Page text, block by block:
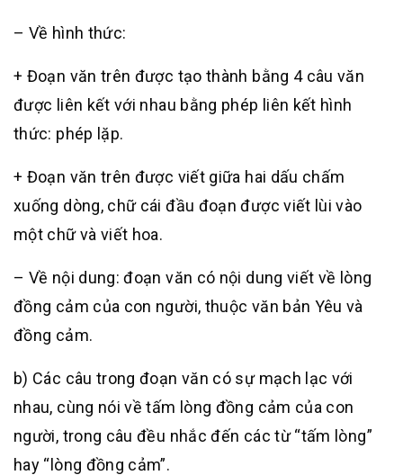
– Về hình thức:
+ Đoạn văn trên được tạo thành bằng 4 câu văn
được liên kết với nhau bằng phép liên kết hình
thức: phép lặp.
+ Đoạn văn trên được viết giữa hai dấu chấm
xuống dòng, chữ cái đầu đoạn được viết lùi vào
một chữ và viết hoa.
– Về nội dung: đoạn văn có nội dung viết về lòng
đồng cảm của con người, thuộc văn bản Yêu và
đồng cảm.
b) Các câu trong đoạn văn có sự mạch lạc với
nhau, cùng nói về tấm lòng đồng cảm của con
người, trong câu đều nhắc đến các từ “tấm lòng”
hay “lòng đồng cảm”.